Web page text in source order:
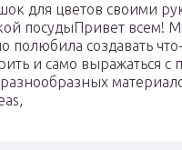
для цветов своими
посуды​​Привет всем!
полюбила создавать
и само выражаться